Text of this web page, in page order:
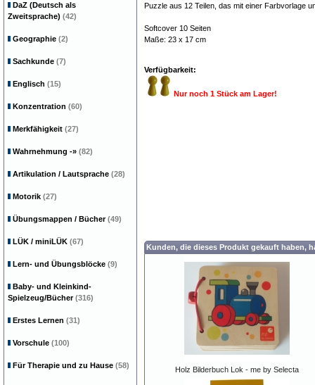
Puzzle aus 12 Teilen, das mit einer Farbvorlage
Softcover 10 Seiten
Maße: 23 x 17 cm
Verfügbarkeit:
Nur noch 1 Stück am Lager!
Kunden, die dieses Produkt gekauft haben,
Holz Bilderbuch Lok - me by Selecta
DaZ (Deutsch als
Zweitsprache) (42)
Geographie (2)
Sachkunde (7)
Englisch (15)
Konzentration (60)
Merkfähigkeit (27)
Wahrnehmung -» (82)
Artikulation / Lautsprache (28)
Motorik (27)
Übungsmappen / Bücher(49)
LÜK / miniLÜK (67)
Lern- und Übungsblöcke (9)
Baby- und Kleinkind-
Spielzeug/Bücher(316)
Erstes Lernen (31)
Vorschule (100)
Für Therapie und zu Hause (58)